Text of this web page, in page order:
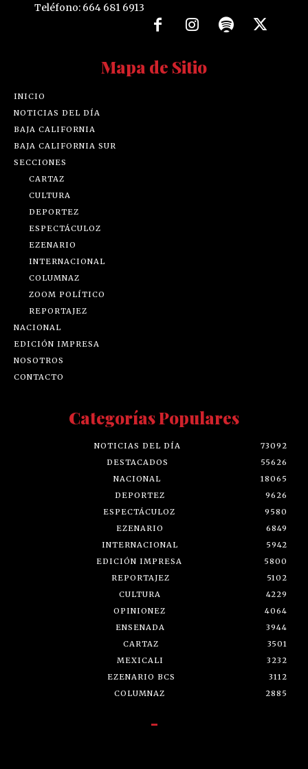
Teléfono: 664 681 6913
Mapa de Sitio
INICIO
NOTICIAS DEL DÍA
BAJA CALIFORNIA
BAJA CALIFORNIA SUR
SECCIONES
CARTAZ
CULTURA
DEPORTEZ
ESPECTÁCULOZ
EZENARIO
INTERNACIONAL
COLUMNAZ
ZOOM POLÍTICO
REPORTAJEZ
NACIONAL
EDICIÓN IMPRESA
NOSOTROS
CONTACTO
Categorías Populares
NOTICIAS DEL DÍA
73092
DESTACADOS
55626
NACIONAL
18065
DEPORTEZ
9626
ESPECTÁCULOZ
9580
EZENARIO
6849
INTERNACIONAL
5942
EDICIÓN IMPRESA
5800
REPORTAJEZ
5102
CULTURA
4229
OPINIONEZ
4064
ENSENADA
3944
CARTAZ
3501
MEXICALI
3232
EZENARIO BCS
3112
COLUMNAZ
2885
-